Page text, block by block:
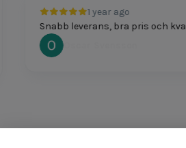
1 year ago
Snabb leverans, bra pris och
Oscar Svensson